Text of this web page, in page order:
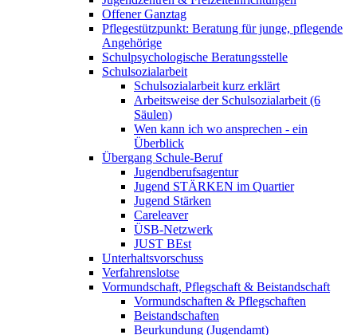
Offener Ganztag
Pflegestützpunkt: Beratung für junge, pflegende
Angehörige
Schulpsychologische Beratungsstelle
Schulsozialarbeit
Schulsozialarbeit kurz erklärt
Arbeitsweise der Schulsozialarbeit (6
Säulen)
Wen kann ich wo ansprechen - ein
Überblick
Übergang Schule-Beruf
Jugendberufsagentur
Jugend STÄRKEN im Quartier
Jugend Stärken
Careleaver
ÜSB-Netzwerk
JUST BEst
Unterhaltsvorschuss
Verfahrenslotse
Vormundschaft, Pflegschaft & Beistandschaft
Vormundschaften & Pflegschaften
Beistandschaften
Beurkundung (Jugendamt)